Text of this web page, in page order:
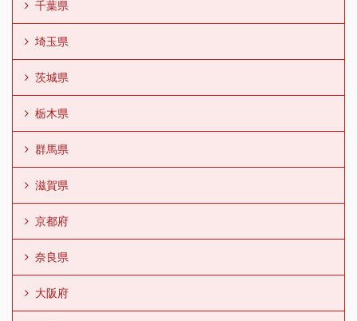
千葉県
埼玉県
茨城県
栃木県
群馬県
滋賀県
京都府
奈良県
大阪府